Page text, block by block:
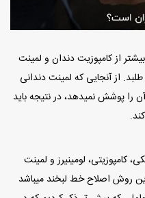
از کامپوزیت دندان و لمینت
از آنجایی که لمینت دندانی
را پوشش نمیدهد، در نتیجه باید
کامپوزیتی، لومینیرز و لمینت
4 نوع رایج این روش اصلاح خط لبخند میباشد